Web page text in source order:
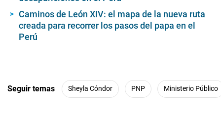
Caminos de León XIV: el mapa de la nueva ruta
creada para recorrer los pasos del papa en el
Perú
Seguir temas Sheyla Cóndor PNP Ministerio Público